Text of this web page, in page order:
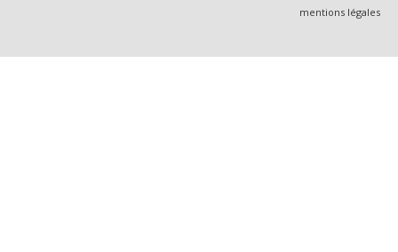
mentions légales